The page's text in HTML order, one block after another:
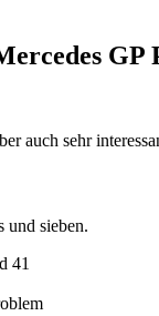
GP
auch sehr
und sieben.
41